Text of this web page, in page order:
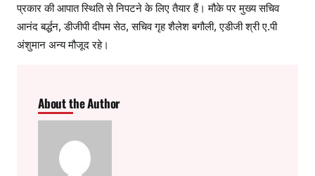
प्रकार की आपात स्थिति से निपटने के लिए तैयार हैं। मौके पर मुख्य सचिव
आनंद बर्द्धन, डीजीपी दीपम सेठ, सचिव गृह शैलेश बगौली, एडीजी श्री ए.पी
अंशुमान अन्य मौजूद रहे।
About the Author